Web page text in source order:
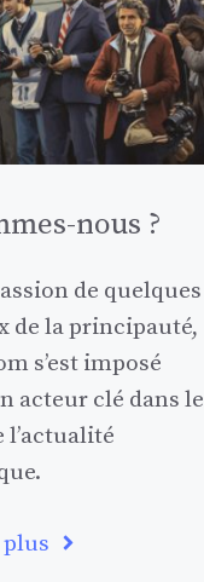
nous ?
de quelques
de la principauté,
s’est imposé
acteur clé dans le
l’actualité